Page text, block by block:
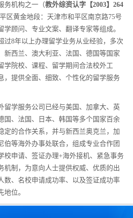
务机构之一（教外综资认字【2003】264
区黄金地段：天津市和平区南京路75号
学顾问、专业文案、翻译专家等组成。
过8年以上办理留学业务从业经验，多次
新西兰、澳大利亚、法国、德国等国家
学院校、课程、留学期间合法校外工
，提供全面、细致、个性化的留学服务
留学服务公司已经与美国、加拿大、英
国、法国、日本、韩国等多个国家百余
定的合作关系，并与新西兰奥克兰，加
伯等海外办事处联合，组成专业合作团
校申请、签证办理+海外接机、紧急事务
机制，为意向人士提供权威、优质的出
数、名校申请成功率、以及签证成功率
地位。